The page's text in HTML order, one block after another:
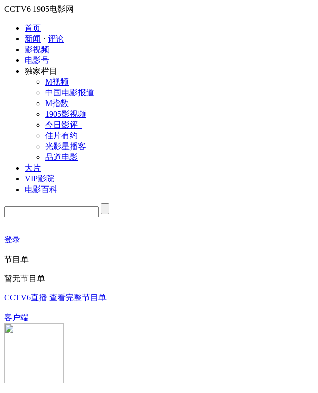
CCTV6 1905电影网
首页
新闻 · 评论
影视频
电影号
独家栏目
M视频
中国电影报道
M指数
1905影视频
今日影评+
佳片有约
光影星播客
品道电影
大片
VIP影院
电影百科
登录
节目单
暂无节目单
CCTV6直播 查看完整节目单
客户端